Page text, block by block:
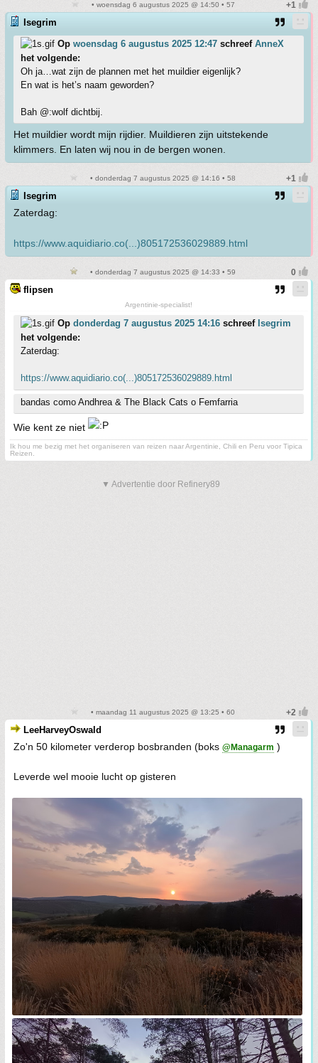
• woensdag 6 augustus 2025 @ 14:50 • 57
Isegrim
Op woensdag 6 augustus 2025 12:47 schreef AnneX
het volgende:
Oh ja…wat zijn de plannen met het muildier eigenlijk?
En wat is het’s naam geworden?
Bah @:wolf dichtbij.
Het muildier wordt mijn rijdier. Muildieren zijn uitstekende
klimmers. En laten wij nou in de bergen wonen.
• donderdag 7 augustus 2025 @ 14:16 • 58
Isegrim
Zaterdag:
https://www.aquidiario.co(...)805172536029889.html
• donderdag 7 augustus 2025 @ 14:33 • 59
flipsen
Argentinie-specialist!
Op donderdag 7 augustus 2025 14:16 schreef Isegrim
het volgende:
Zaterdag:
https://www.aquidiario.co(...)805172536029889.html
bandas como Andhrea & The Black Cats o Femfarria
Wie kent ze niet
Ik hou me bezig met het organiseren van reizen naar Argentinie, Chili en Peru voor Tipica
Reizen.
▼ Advertentie door Refinery89
• maandag 11 augustus 2025 @ 13:25 • 60
LeeHarveyOswald
Zo'n 50 kilometer verderop bosbranden (boks @Managarm )
Leverde wel mooie lucht op gisteren